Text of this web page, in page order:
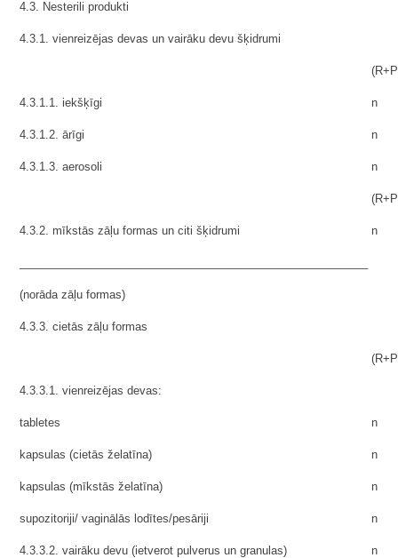
4.3. Nesterili produkti
4.3.1. vienreizējas devas un vairāku devu šķidrumi
4.3.1.1. iekšķīgi n
4.3.1.2. ārīgi n
4.3.1.3. aerosoli n
4.3.2. mīkstās zāļu formas un citi šķidrumi n
(norāda zāļu formas)
4.3.3. cietās zāļu formas
4.3.3.1. vienreizējas devas:
tabletes n
kapsulas (cietās želatīna) n
kapsulas (mīkstās želatīna) n
supozitoriji/ vaginālās lodītes/pesāriji n
4.3.3.2. vairāku devu (ietverot pulverus un granulas) n